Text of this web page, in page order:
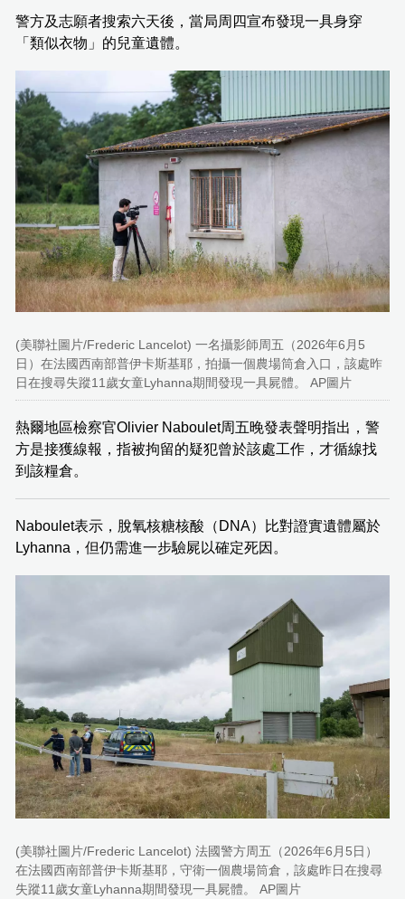
警方及志願者搜索六天後，當局周四宣布發現一具身穿
「類似衣物」的兒童遺體。
(美聯社圖片/Frederic Lancelot) 一名攝影師周五（2026年6月5
日）在法國西南部普伊卡斯基耶，拍攝一個農場筒倉入口，該處昨
日在搜尋失蹤11歲女童Lyhanna期間發現一具屍體。 AP圖片
熱爾地區檢察官Olivier Naboulet周五晚發表聲明指出，警
方是接獲線報，指被拘留的疑犯曾於該處工作，才循線找
到該糧倉。
Naboulet表示，脫氧核糖核酸（DNA）比對證實遺體屬於
Lyhanna，但仍需進一步驗屍以確定死因。
(美聯社圖片/Frederic Lancelot) 法國警方周五（2026年6月5日）
在法國西南部普伊卡斯基耶，守衛一個農場筒倉，該處昨日在搜尋
失蹤11歲女童Lyhanna期間發現一具屍體。 AP圖片